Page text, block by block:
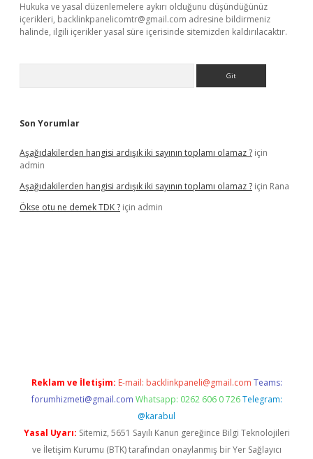
Hukuka ve yasal düzenlemelere aykırı olduğunu düşündüğünüz
içerikleri, backlinkpanelicomtr@gmail.com adresine bildirmeniz
halinde, ilgili içerikler yasal süre içerisinde sitemizden kaldırılacaktır.
Son Yorumlar
Aşağıdakilerden hangisi ardışık iki sayının toplamı olamaz ? için
admin
Aşağıdakilerden hangisi ardışık iki sayının toplamı olamaz ? için Rana
Ökse otu ne demek TDK ? için admin
Reklam ve İletişim: E-mail: backlinkpaneli@gmail.com Teams:
forumhizmeti@gmail.com Whatsapp: 0262 606 0 726 Telegram:
@karabul
Yasal Uyarı: Sitemiz, 5651 Sayılı Kanun gereğince Bilgi Teknolojileri
ve İletişim Kurumu (BTK) tarafından onaylanmış bir Yer Sağlayıcı